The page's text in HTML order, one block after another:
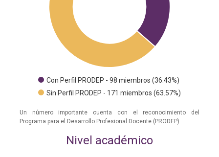
Con Perfil PRODEP - 98 miembros (36.43%)
Sin Perfil PRODEP - 171 miembros (63.57%)
Un número importante cuenta con el reconocimiento del
Programa para el Desarrollo Profesional Docente (PRODEP).
Nivel académico